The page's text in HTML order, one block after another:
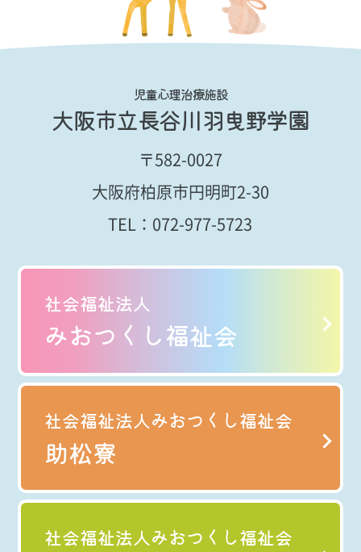
児童心理治療施設
大阪市立長谷川羽曳野学園
〒582-0027
大阪府柏原市円明町2-30
TEL： 072-977-5723
社会福祉法人
みおつくし福祉会
社会福祉法人みおつくし福祉会
助松寮
社会福祉法人みおつくし福祉会